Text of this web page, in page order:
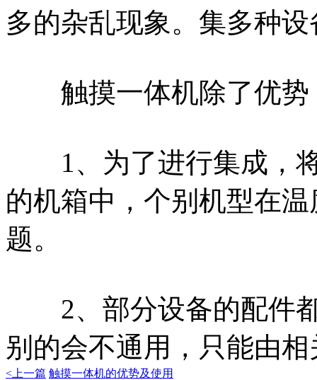
多的杂乱现象。集多种
触摸一体机除了优势
1、为了进行集成，将
的机箱中，个别机型在
题。
2、部分设备的配件都
别的会不通用，只能由
<上一篇 触摸一体机的优势及使用